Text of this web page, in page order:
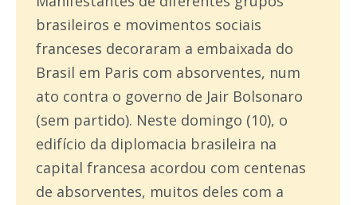
brasileiros e movimentos sociais
franceses decoraram a embaixada do
Brasil em Paris com absorventes, num
ato contra o governo de Jair Bolsonaro
(sem partido). Neste domingo (10), o
edifício da diplomacia brasileira na
capital francesa acordou com centenas
de absorventes, muitos deles com a